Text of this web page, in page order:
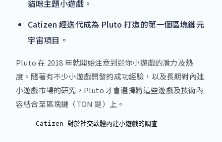
貓咪主題小遊戲。
Catizen 經迭代成為 Pluto 打造的第一個區塊鏈元
宇宙項目。
Pluto 在 2018 年就開始注意到迷你小遊戲的潛力及熱
度。隨著有不少小遊戲開發的成功經驗，以及長期對內建
小遊戲市場的研究，Pluto 才會選擇將這些遊戲及技術內
容結合至區塊鏈（TON 鏈）上。
Catizen 對於社交軟體內建小遊戲的調查